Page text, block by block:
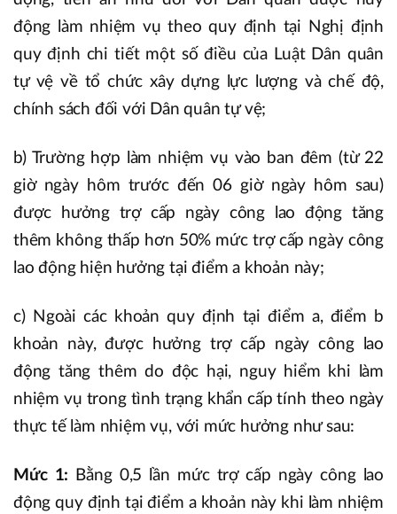
động làm nhiệm vụ theo quy định tại Nghị định
quy định chi tiết một số điều của Luật Dân quân
tự vệ về tổ chức xây dựng lực lượng và chế độ,
chính sách đối với Dân quân tự vệ;
b) Trường hợp làm nhiệm vụ vào ban đêm (từ 22
giờ ngày hôm trước đến 06 giờ ngày hôm sau)
được hưởng trợ cấp ngày công lao động tăng
thêm không thấp hơn 50% mức trợ cấp ngày công
lao động hiện hưởng tại điểm a khoản này;
c) Ngoài các khoản quy định tại điểm a, điểm b
khoản này, được hưởng trợ cấp ngày công lao
động tăng thêm do độc hại, nguy hiểm khi làm
nhiệm vụ trong tình trạng khẩn cấp tính theo ngày
thực tế làm nhiệm vụ, với mức hưởng như sau:
Mức 1: Bằng 0,5 lần mức trợ cấp ngày công lao
động quy định tại điểm a khoản này khi làm nhiệm